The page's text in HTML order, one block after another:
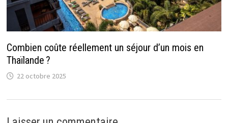
Combien coûte réellement un séjour d’un mois en
Thaïlande ?
22 octobre 2025